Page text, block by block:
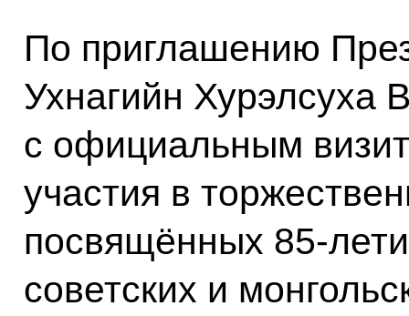
По приглашению
Ухнагийн Хурэлсуха
с официальным
участия в
посвящённых 85-
советских и